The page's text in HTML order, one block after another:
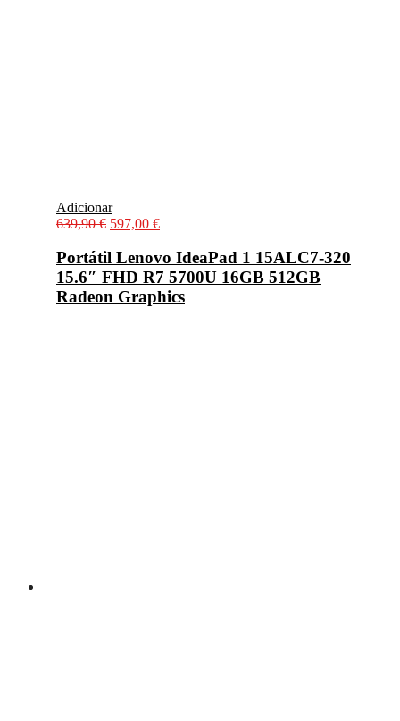
Adicionar
639,90€ O
original
era:
639,90 €.
597,00 €O
atual
é:
597,00 €.
Portátil Lenovo IdeaPad 1 15ALC7-320
15.6″ FHD R7 5700U 16GB 512GB
Radeon Graphics